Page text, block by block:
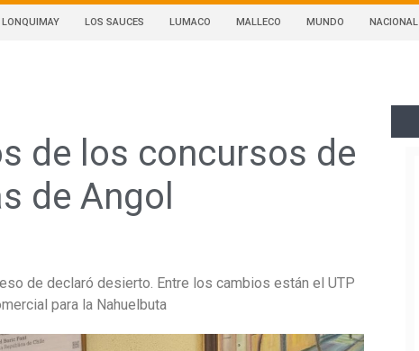
LONQUIMAY LOS SAUCES LUMACO MALLECO MUNDO NACIONAL
de los concursos de
de Angol
de declaró desierto. Entre los cambios están el UTP
para la Nahuelbuta